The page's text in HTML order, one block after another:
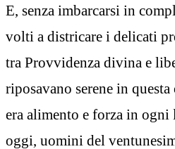
E, senza imbarcarsi in
volti a districare i delicati
tra Provvidenza divina e
riposavano serene in questa
era alimento e forza in
oggi, uomini del